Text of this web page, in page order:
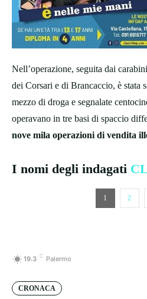
Nell’operazione, seguita dai
dei Corsari e di Brancaccio, è stata
mezzo di droga e segnalate
operavano in tre basi di spaccio
nove mila operazioni di vendita
I nomi degli indagati
1 2
19.3 C Palermo
CRONACA